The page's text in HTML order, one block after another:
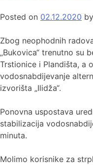
Posted on 02.12.2020 by
Zbog neophodnih
„Bukovica“ trenutno su
Trstionice i Plandišta, a
vodosnabdijevanje
izvorišta „Ilidža“.
Ponovna uspostava
stabilizacija
minuta.
Molimo korisnike za